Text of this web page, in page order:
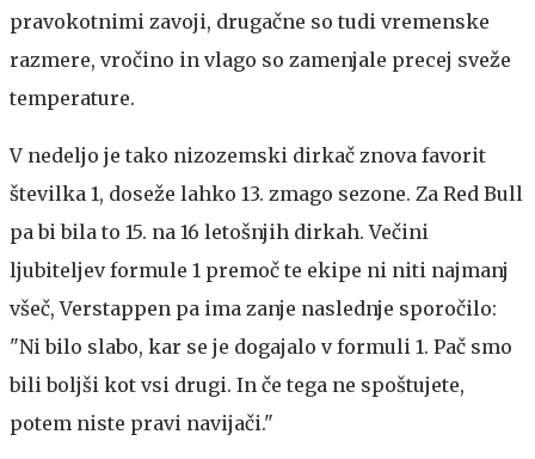
pravokotnimi zavoji, drugačne so tudi vremenske
razmere, vročino in vlago so zamenjale precej sveže
temperature.
V nedeljo je tako nizozemski dirkač znova favorit
številka 1, doseže lahko 13. zmago sezone. Za Red Bull
pa bi bila to 15. na 16 letošnjih dirkah. Večini
ljubiteljev formule 1 premoč te ekipe ni niti najmanj
všeč, Verstappen pa ima zanje naslednje sporočilo:
"Ni bilo slabo, kar se je dogajalo v formuli 1. Pač smo
bili boljši kot vsi drugi. In če tega ne spoštujete,
potem niste pravi navijači."